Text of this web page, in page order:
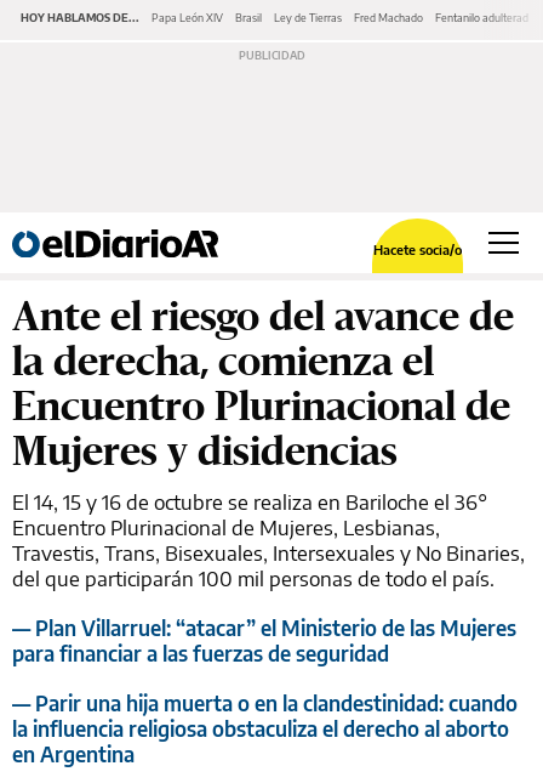
HOY HABLAMOS DE... Papa León XIV Brasil Ley de Tierras Fred Machado Fentanilo adulterado
Hacete socia/o
Ante el riesgo del avance de
la derecha, comienza el
Encuentro Plurinacional de
Mujeres y disidencias
El 14, 15 y 16 de octubre se realiza en Bariloche el 36°
Encuentro Plurinacional de Mujeres, Lesbianas,
Travestis, Trans, Bisexuales, Intersexuales y No Binaries,
del que participarán 100 mil personas de todo el país.
— Plan Villarruel: “atacar” el Ministerio de las Mujeres
para financiar a las fuerzas de seguridad
— Parir una hija muerta o en la clandestinidad: cuando
la influencia religiosa obstaculiza el derecho al aborto
en Argentina